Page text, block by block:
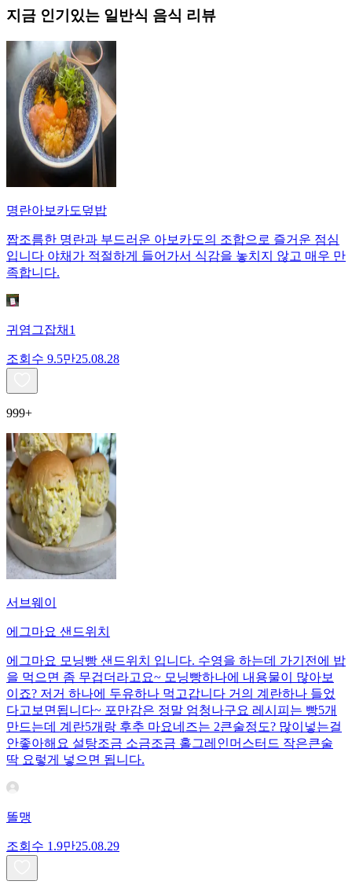
지금 인기있는 일반식 음식 리뷰
명란아보카도덮밥
짭조름한 명란과 부드러운 아보카도의 조합으로 즐거운 점심
입니다 야채가 적절하게 들어가서 식감을 놓치지 않고 매우 만
족합니다.
귀염그잡채1
조회수 9.5만25.08.28
999+
서브웨이
에그마요 샌드위치
에그마요 모닝빵 샌드위치 입니다. 수영을 하는데 가기전에 밥
을 먹으면 좀 무겁더라고요~ 모닝빵하나에 내용물이 많아보
이죠? 저거 하나에 두유하나 먹고갑니다 거의 계란하나 들었
다고보면됩니다~ 포만감은 정말 엄청나구요 레시피는 빵5개
만드는데 계란5개랑 후추 마요네즈는 2큰술정도? 많이넣는걸
안좋아해요 설탕조금 소금조금 홀그레인머스터드 작은큰술
딱 요렇게 넣으면 됩니다.
똘맹
조회수 1.9만25.08.29